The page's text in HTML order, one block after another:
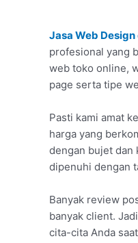
Jasa Web
profesional yang
web toko online,
page serta tipe
Pasti kami amat
harga yang
dengan bujet dan
dipenuhi dengan
Banyak review
banyak client.
cita-cita Anda